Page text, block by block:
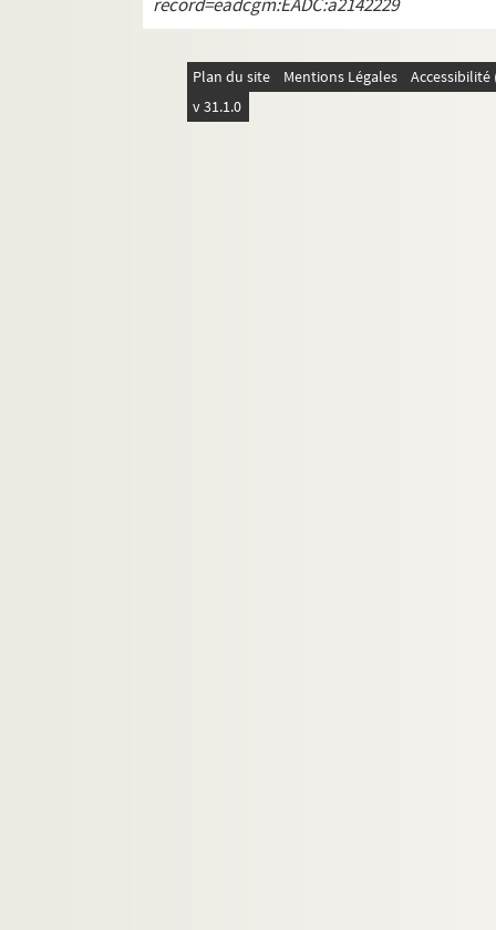
Plan du site Mentions Légales
v 31.1.0